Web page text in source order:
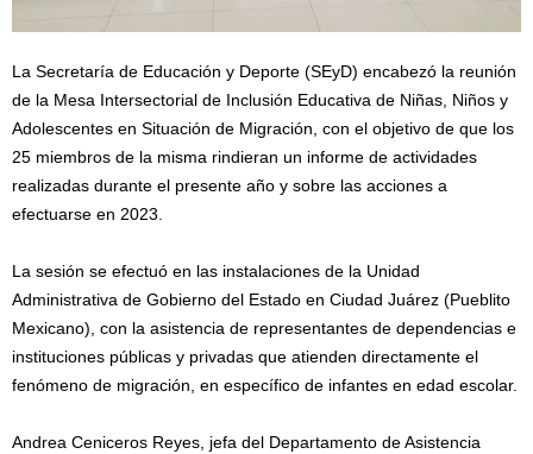
La Secretaría de Educación y Deporte (SEyD) encabezó la reunión
de la Mesa Intersectorial de Inclusión Educativa de Niñas, Niños y
Adolescentes en Situación de Migración, con el objetivo de que los
25 miembros de la misma rindieran un informe de actividades
realizadas durante el presente año y sobre las acciones a
efectuarse en 2023.
La sesión se efectuó en las instalaciones de la Unidad
Administrativa de Gobierno del Estado en Ciudad Juárez (Pueblito
Mexicano), con la asistencia de representantes de dependencias e
instituciones públicas y privadas que atienden directamente el
fenómeno de migración, en específico de infantes en edad escolar.
Andrea Ceniceros Reyes, jefa del Departamento de Asistencia